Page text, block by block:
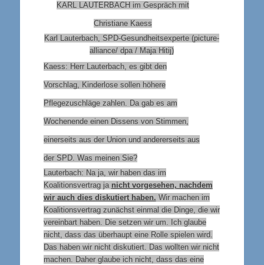
KARL LAUTERBACH im Gespräch mit
Christiane Kaess
Karl Lauterbach, SPD-Gesundheitsexperte (picture-
alliance/ dpa / Maja Hitij)
Kaess: Herr Lauterbach, es gibt den
Vorschlag, Kinderlose sollen höhere
Pflegezuschläge zahlen. Da gab es am
Wochenende einen Dissens von Stimmen,
einerseits aus der Union und andererseits aus
der SPD. Was meinen Sie?
Lauterbach: Na ja, wir haben das im
Koalitionsvertrag ja nicht vorgesehen, nachdem
wir auch dies diskutiert haben. Wir machen im
Koalitionsvertrag zunächst einmal die Dinge, die wir
vereinbart haben. Die setzen wir um. Ich glaube
nicht, dass das überhaupt eine Rolle spielen wird.
Das haben wir nicht diskutiert. Das wollten wir nicht
machen. Daher glaube ich nicht, dass das eine